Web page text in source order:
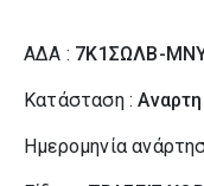
ΑΔΑ : 7Κ1ΣΩΛΒ-
Κατάσταση :
Ημερομηνία